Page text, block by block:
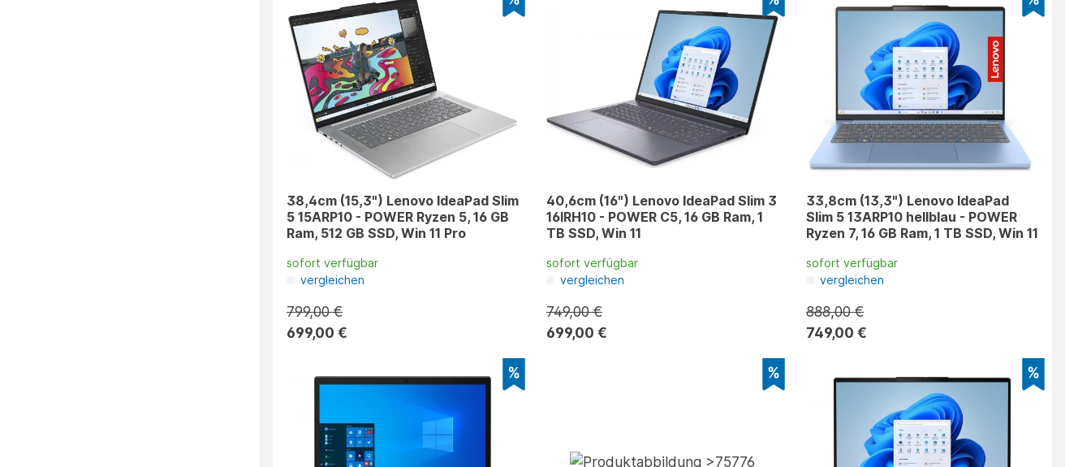
38,4cm (15,3") Lenovo IdeaPad Slim
5 15ARP10 - POWER Ryzen 5, 16 GB
Ram, 512 GB SSD, Win 11 Pro
sofort verfügbar
vergleichen
799,00 €
699,00 €
40,6cm (16") Lenovo IdeaPad Slim 3
16IRH10 - POWER C5, 16 GB Ram, 1
TB SSD, Win 11
sofort verfügbar
vergleichen
749,00 €
699,00 €
33,8cm (13,3") Lenovo IdeaPad
Slim 5 13ARP10 hellblau - POWER
Ryzen 7, 16 GB Ram, 1 TB SSD, Win 11
sofort verfügbar
vergleichen
888,00 €
749,00 €